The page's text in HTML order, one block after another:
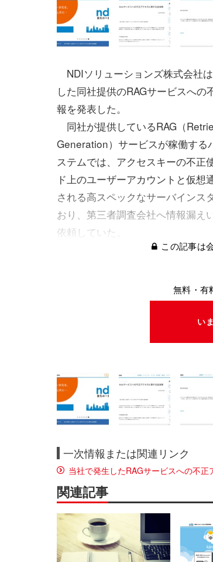
NDIソリューションズ株式会社
した同社提供のRAGサービスへ
報を発表した。
同社が提供しているRAG（
Generation）サービスが稼働する
ステムでは、アクセスキーの不正
ド上のユーザーアカウントと仮想
される高スペックなサーバインス
おり、第三者調査会社へ情報漏え
依頼していた。
この記事は
無料・有
い
一次情報または関連リンク
当社で発生したRAGサービスへの不
関連記事